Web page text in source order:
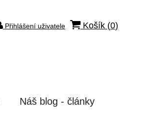
Přihlášení uživatele Košík (0)
Náš blog - články